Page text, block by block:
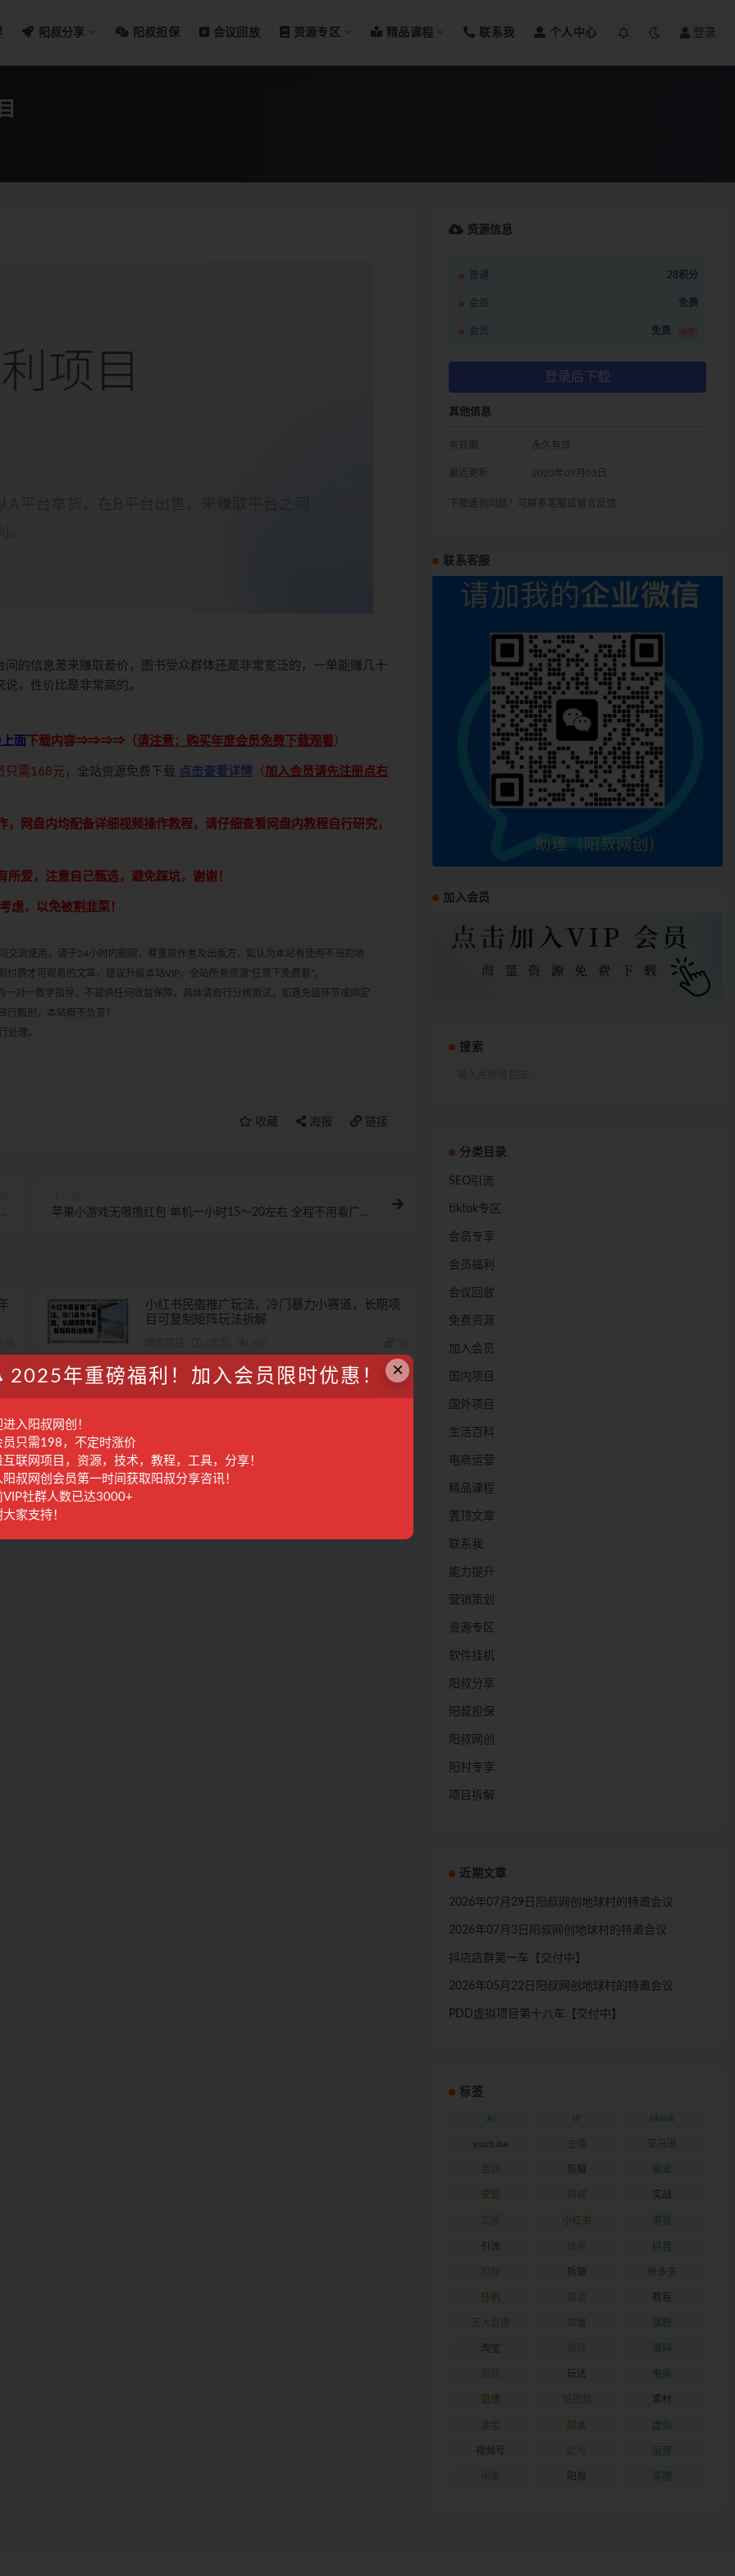
阳叔分享 阳叔担保 会议回放 资源专区 精品课程 联系我 个人中心 登录
的信息差来赚取差价，图书受众群体还是非常宽泛的，一单能赚几十
，性价比是非常高的。
面 下载内容⇒⇒⇒⇒（请注意：购买年度会员免费下载观看）
只需168元 ，全站资源免费下载 点击查看详情 （ 加入会员请先注册点右
网盘内均配备详细视频操作教程，请仔细查看网盘内教程自行研究，
爱，注意自己甄选，避免踩坑，谢谢！
虑，以免被割韭菜！
交流使用，请于24小时内删除，尊重原作者及出版方，如认为本站有使用不当的地
费才可观看的文章，建议升级本站VIP，全站所有资源“任意下免费看”。
对一教学指导，不提供任何收益保障，具体请自行分辨测试，如遇充值环节或绑定
行甄别，本站概不负责！
处理。
收藏 海报 链接
苹果小游戏无限撸红包 单机一小时15～20左右 全程不用看广
小红书民宿推广玩法，冷门暴力小赛道，长期项
目可复制矩阵玩法拆解
28
全面解锁爆款课程打造技巧，从内容设计到流量
获取，助你实现课程变现
资源信息
普通 28积分
会员 免费
会员 免费 推荐
登录后下载
其他信息
有效期 永久有效
最近更新 2023年07月03日
下载遇到问题？可联系客服或留言反馈
联系客服
加入会员
搜索
分类目录
SEO引流
tiktok专区
会员专享
会员福利
会议回放
免费资源
加入会员
国内项目
国外项目
生活百科
电商运营
精品课程
置顶文章
联系我
能力提升
营销策划
资源专区
软件挂机
阳叔分享
阳叔担保
阳叔网创
阳村专享
项目拆解
近期文章
2026年07月29日阳叔网创地球村的特邀会议
2026年07月3日阳叔网创地球村的特邀会议
抖店店群第一车【交付中】
2026年05月22日阳叔网创地球村的特邀会议
PDD虚拟项目第十八车【交付中】
标签
AI IP tiktok
youtube 亚马逊
剪辑 副业
变现 实战
小红书 带货
引流 抖音
拆解 拼多多
挂机 教程
流量 涨粉
淘宝 源码
玩法 电商
直播 素材
脚本 虚拟
视频号 运营
阳叔 零撸
×
2025年重磅福利！加入会员限时优惠！
入阳叔网创！
员只需198，不定时涨价
互联网项目，资源，技术，教程，工具，分享！
阳叔网创会员第一时间获取阳叔分享咨讯！
VIP社群人数已达3000+
家支持！